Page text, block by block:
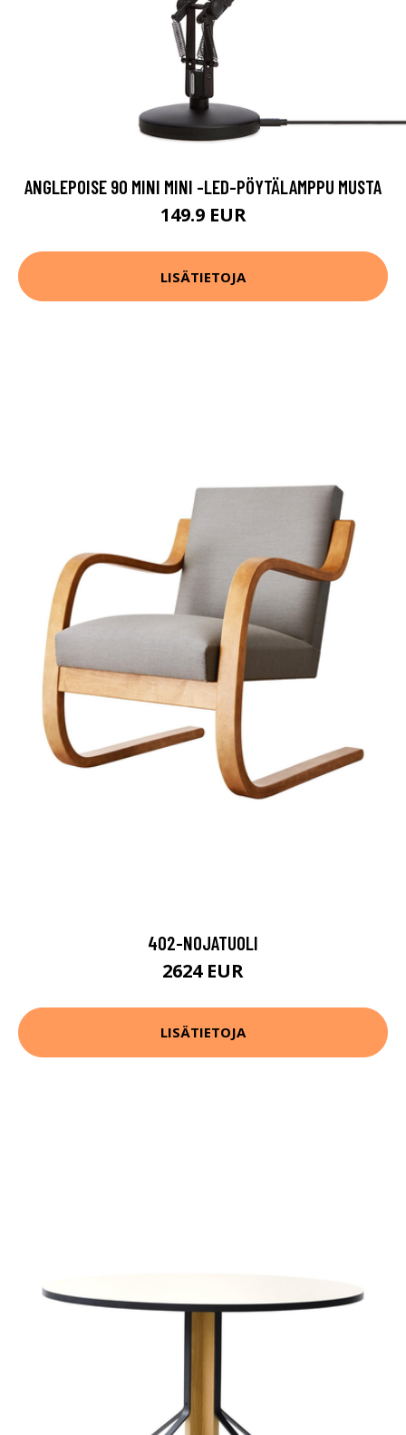
ANGLEPOISE 90 MINI MINI -LED-PÖYTÄLAMPPU MUSTA
149.9 EUR
LISÄTIETOJA
402-NOJATUOLI
2624 EUR
LISÄTIETOJA